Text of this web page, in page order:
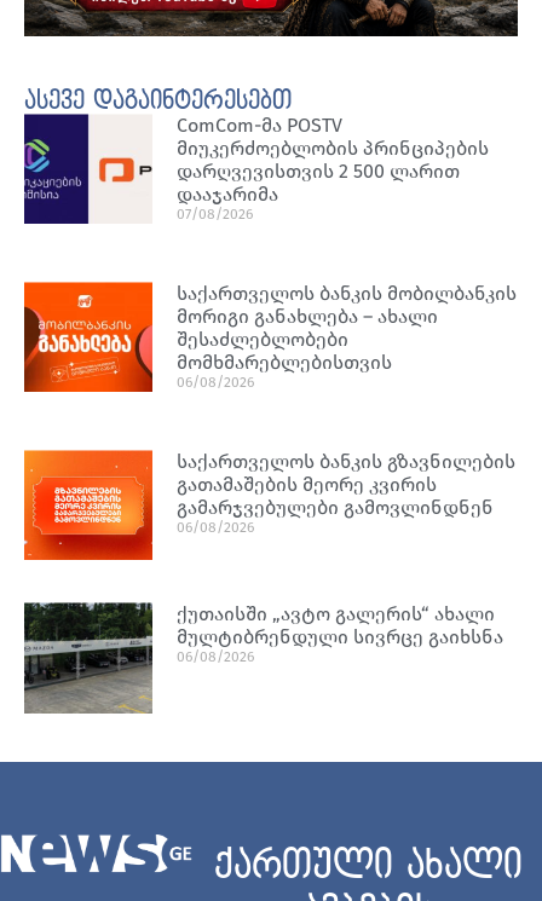
ასევე დაგაინტერესებთ
ComCom-მა POSTV
მიუკერძოებლობის პრინციპების
დარღვევისთვის 2 500 ლარით
დააჯარიმა
07/08/2026
საქართველოს ბანკის მობილბანკის
მორიგი განახლება – ახალი
შესაძლებლობები
მომხმარებლებისთვის
06/08/2026
საქართველოს ბანკის გზავნილების
გათამაშების მეორე კვირის
გამარჯვებულები გამოვლინდნენ
06/08/2026
ქუთაისში „ავტო გალერის“ ახალი
მულტიბრენდული სივრცე გაიხსნა
06/08/2026
ქართული ახალი